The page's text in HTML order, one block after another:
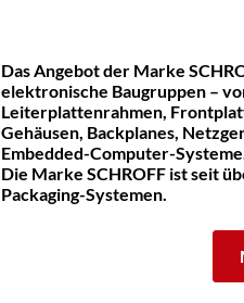
Das Angebot der Marke
elektronische Baugruppen –
Leiterplattenrahmen,
Gehäusen, Backplanes,
Embedded-Computer-
Die Marke SCHROFF ist seit
Packaging-Systemen.